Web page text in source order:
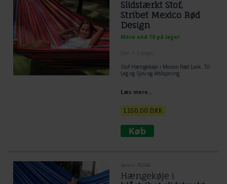
Slidstærkt Stof,
Stribet Mexico Rød
Design
Mere end 10 på lager
Stof Hængekøje i Mexico Rød Look. Til
Leg og Sjov og Afslapning
Læs mere...
1.150,00 DKK
Varenr. FG540
Hængekøje i